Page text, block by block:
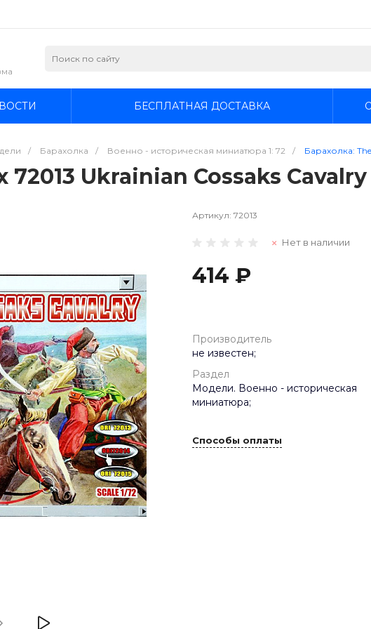
БЕСПЛАТНАЯ ДОСТАВКА
/ Барахолка / Военно - историческая миниатюра 1: 72 / Барахолка:
Ukrainian Cossaks Cavalry
Артикул: 72013
Нет в наличии
414 ₽
Производитель
не известен;
Раздел
Модели. Военно - историческая
миниатюра;
Способы оплаты